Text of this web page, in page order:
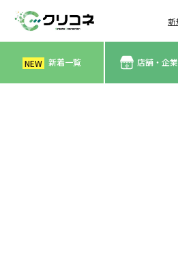
新
NEW 新着一覧 店舗・企